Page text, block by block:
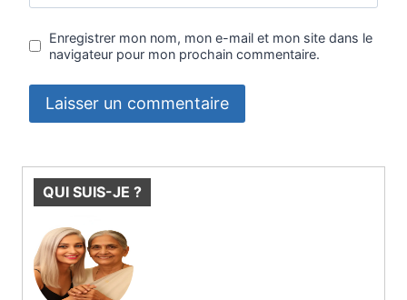
Enregistrer mon nom, mon e-mail et mon site dans le
navigateur pour mon prochain commentaire.
QUI SUIS-JE ?